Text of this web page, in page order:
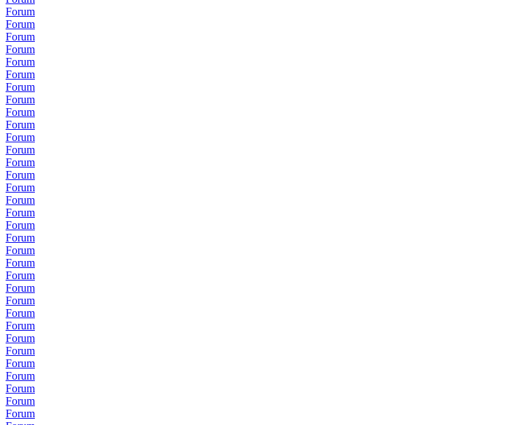
Forum
Forum
Forum
Forum
Forum
Forum
Forum
Forum
Forum
Forum
Forum
Forum
Forum
Forum
Forum
Forum
Forum
Forum
Forum
Forum
Forum
Forum
Forum
Forum
Forum
Forum
Forum
Forum
Forum
Forum
Forum
Forum
Forum